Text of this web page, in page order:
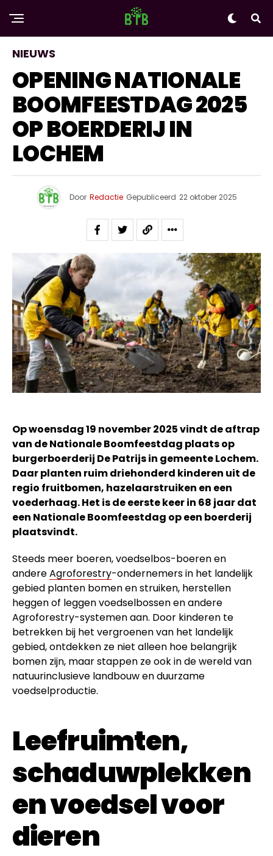
NIEUWS
OPENING NATIONALE
BOOMFEESTDAG 2025
OP BOERDERIJ IN
LOCHEM
Door Redactie Gepubliceerd 22 oktober 2025
Op woensdag 19 november 2025 vindt de aftrap
van de Nationale Boomfeestdag plaats op
burgerboerderij De Patrijs in gemeente Lochem.
Daar planten ruim driehonderd kinderen uit de
regio fruitbomen, hazelaarstruiken en een
voederhaag. Het is de eerste keer in 68 jaar dat
een Nationale Boomfeestdag op een boerderij
plaatsvindt.
Steeds meer boeren, voedselbos-boeren en
andereAgroforestry-ondernemers in het landelijk
gebied planten bomen en struiken, herstellen
heggen of leggen voedselbossen en andere
Agroforestry-systemen aan. Door kinderen te
betrekken bij het vergroenen van het landelijk
gebied, ontdekken ze niet alleen hoe belangrijk
bomen zijn, maar stappen ze ook in de wereld van
natuurinclusieve landbouw en duurzame
voedselproductie.
Leefruimten,
schaduwplekken
en voedsel voor
dieren